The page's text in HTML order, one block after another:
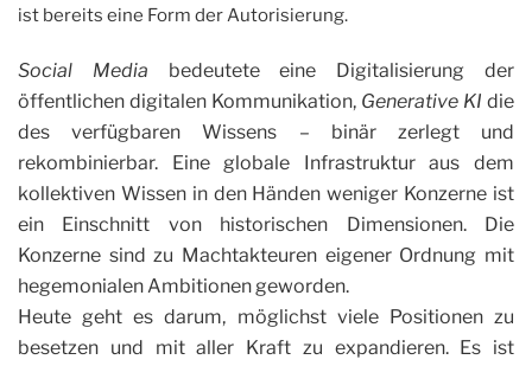
ist bereits eine Form der Autorisierung.
Social Media bedeutete eine Digitalisierung der
öffentlichen digitalen Kommunikation, Generative KI die
des verfügbaren Wissens – binär zerlegt und
rekombinierbar. Eine globale Infrastruktur aus dem
kollektiven Wissen in den Händen weniger Konzerne ist
ein Einschnitt von historischen Dimensionen. Die
Konzerne sind zu Machtakteuren eigener Ordnung mit
hegemonialen Ambitionen geworden.
Heute geht es darum, möglichst viele Positionen zu
besetzen und mit aller Kraft zu expandieren. Es ist